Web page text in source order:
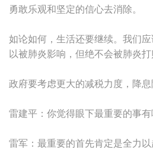
勇敢乐观和坚定的信心去消除。
如论如何，生活还要继续。我们
以被肺炎影响，但绝不会被肺炎打
政府要考虑更大的减税力度，降息
雷建平：你觉得眼下最重要的事有
雷军：最重要的首先肯定是全力以